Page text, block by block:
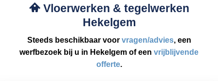
Vloerwerken & tegelwerken
Hekelgem
Steeds beschikbaar voor vragen/advies, een
werfbezoek bij u in Hekelgem of een vrijblijvende
offerte.